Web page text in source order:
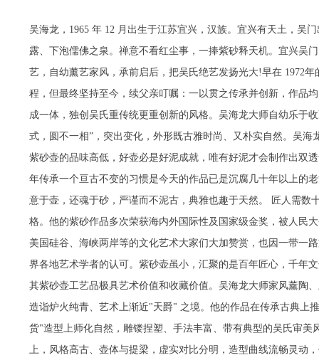
吴海龙，1965 年 12 月出生于江苏宜兴，汉族。宜兴有天土，吴
露、下泡儒佛之泉。禅意不看红尘事，一捧紫砂释天机。宜兴吴
艺，自幼薰艺家风，承前启后，把吴氏绝艺发扬光大!早在 1972
程，但最终坚持至今，续父亲叮嘱：一以贯之传承并创新，作品
成一体，独创吴氏重传统更重创新的风格。吴海龙大师自幼乐于
式，圆不一相”，突出变化，外形既古雅时尚、又朴实自然。吴
紫砂壶的品味高低，好壶必是好泥成就，唯有好泥才会制作出双
年传承一个亘古不变的习惯是今天的作品已是沉腐几十年以上的
意于壶，还魂于砂，严谨而不泥古，典雅也趣于天然。 匠人需
格。他的紫砂作品多次荣获海内外国际性及国家级金奖，被人民
美国硅谷、海峡两岸等的文化艺术大家们大加赞赏，也因一带一
界各地艺术学者的认可。紫砂壶虽小，汇聚的是百年匠心，千年
其紫砂壶工艺品极具艺术价值和收藏价值。吴海龙大师家风薰陶
造诣炉火纯青、艺术上渐近"天爵" 之境。他的作品在传承古典上
货"造型上师化自然，雕镂捏塑、手法丰富、带有典型的吴氏审
上，风格高古、壶体与提梁，虚实对比分明，造型曲线流畅灵动